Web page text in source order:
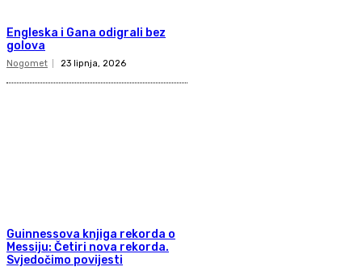
Engleska i Gana odigrali bez
golova
Nogomet 23 lipnja, 2026
Guinnessova knjiga rekorda o
Messiju: Četiri nova rekorda.
Svjedočimo povijesti